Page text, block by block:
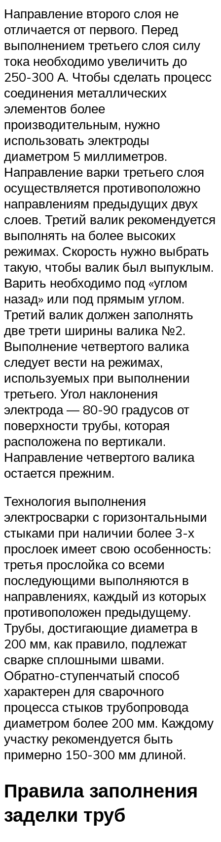
Направление второго слоя не
отличается от первого. Перед
выполнением третьего слоя силу
тока необходимо увеличить до
250-300 А. Чтобы сделать процесс
соединения металлических
элементов более
производительным, нужно
использовать электроды
диаметром 5 миллиметров.
Направление варки третьего слоя
осуществляется противоположно
направлениям предыдущих двух
слоев. Третий валик рекомендуется
выполнять на более высоких
режимах. Скорость нужно выбрать
такую, чтобы валик был выпуклым.
Варить необходимо под «углом
назад» или под прямым углом.
Третий валик должен заполнять
две трети ширины валика №2.
Выполнение четвертого валика
следует вести на режимах,
используемых при выполнении
третьего. Угол наклонения
электрода — 80-90 градусов от
поверхности трубы, которая
расположена по вертикали.
Направление четвертого валика
остается прежним.
Технология выполнения
электросварки с горизонтальными
стыками при наличии более 3-х
прослоек имеет свою особенность:
третья прослойка со всеми
последующими выполняются в
направлениях, каждый из которых
противоположен предыдущему.
Трубы, достигающие диаметра в
200 мм, как правило, подлежат
сварке сплошными швами.
Обратно-ступенчатый способ
характерен для сварочного
процесса стыков трубопровода
диаметром более 200 мм. Каждому
участку рекомендуется быть
примерно 150-300 мм длиной.
Правила заполнения
заделки труб